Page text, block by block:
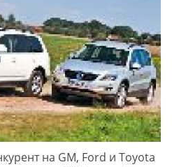
на GM, Ford и Toyota